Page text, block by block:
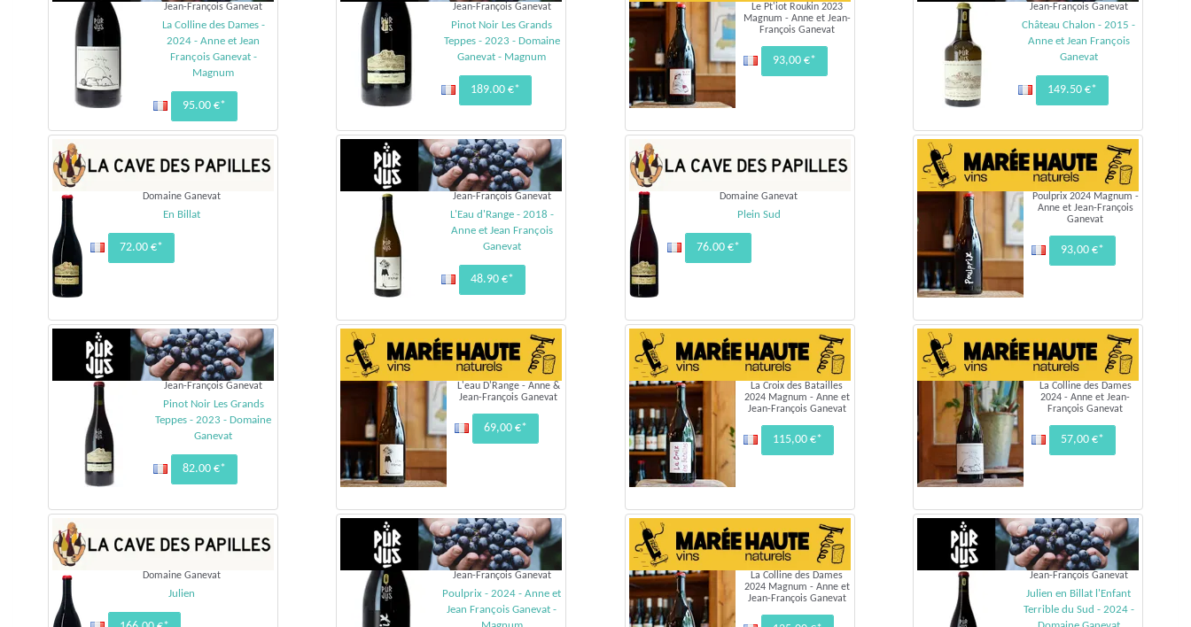
Jean-François Ganevat
La Colline des Dames -
2024 - Anne et Jean
François Ganevat -
Magnum
95.00 €*
Jean-François Ganevat
Pinot Noir Les Grands
Teppes - 2023 - Domaine
Ganevat - Magnum
189.00 €*
Le Pt'iot Roukin 2023
Magnum - Anne et Jean-
François Ganevat
93,00 €*
Jean-François Ganevat
Château Chalon - 2015 -
Anne et Jean François
Ganevat
149.50 €*
Domaine Ganevat
En Billat
72.00 €*
Jean-François Ganevat
L'Eau d'Range - 2018 -
Anne et Jean François
Ganevat
48.90 €*
Domaine Ganevat
Plein Sud
76.00 €*
Poulprix 2024 Magnum -
Anne et Jean-François
Ganevat
93,00 €*
Jean-François Ganevat
Pinot Noir Les Grands
Teppes - 2023 - Domaine
Ganevat
82.00 €*
L'eau D'Range - Anne &
Jean-François Ganevat
69,00 €*
La Croix des Batailles
2024 Magnum - Anne et
Jean-François Ganevat
115,00 €*
La Colline des Dames
2024 - Anne et Jean-
François Ganevat
57,00 €*
Domaine Ganevat
Julien
Jean-François Ganevat
Poulprix - 2024 - Anne et
Jean François Ganevat -
La Colline des Dames
2024 Magnum - Anne et
Jean-François Ganevat
Jean-François Ganevat
Julien en Billat l'Enfant
Terrible du Sud - 2024 -